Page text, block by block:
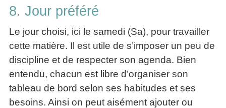
8. Jour préféré
Le jour choisi, ici le samedi (Sa), pour travailler
cette matière. Il est utile de s’imposer un peu de
discipline et de respecter son agenda. Bien
entendu, chacun est libre d’organiser son
tableau de bord selon ses habitudes et ses
besoins. Ainsi on peut aisément ajouter ou